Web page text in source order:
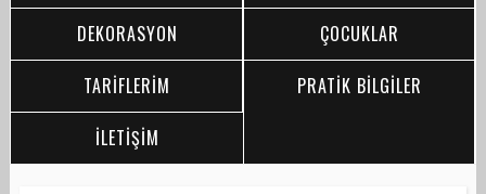
DEKORASYON
ÇOCUKLAR
TARİFLERİM
PRATİK BİLGİLER
İLETİŞİM